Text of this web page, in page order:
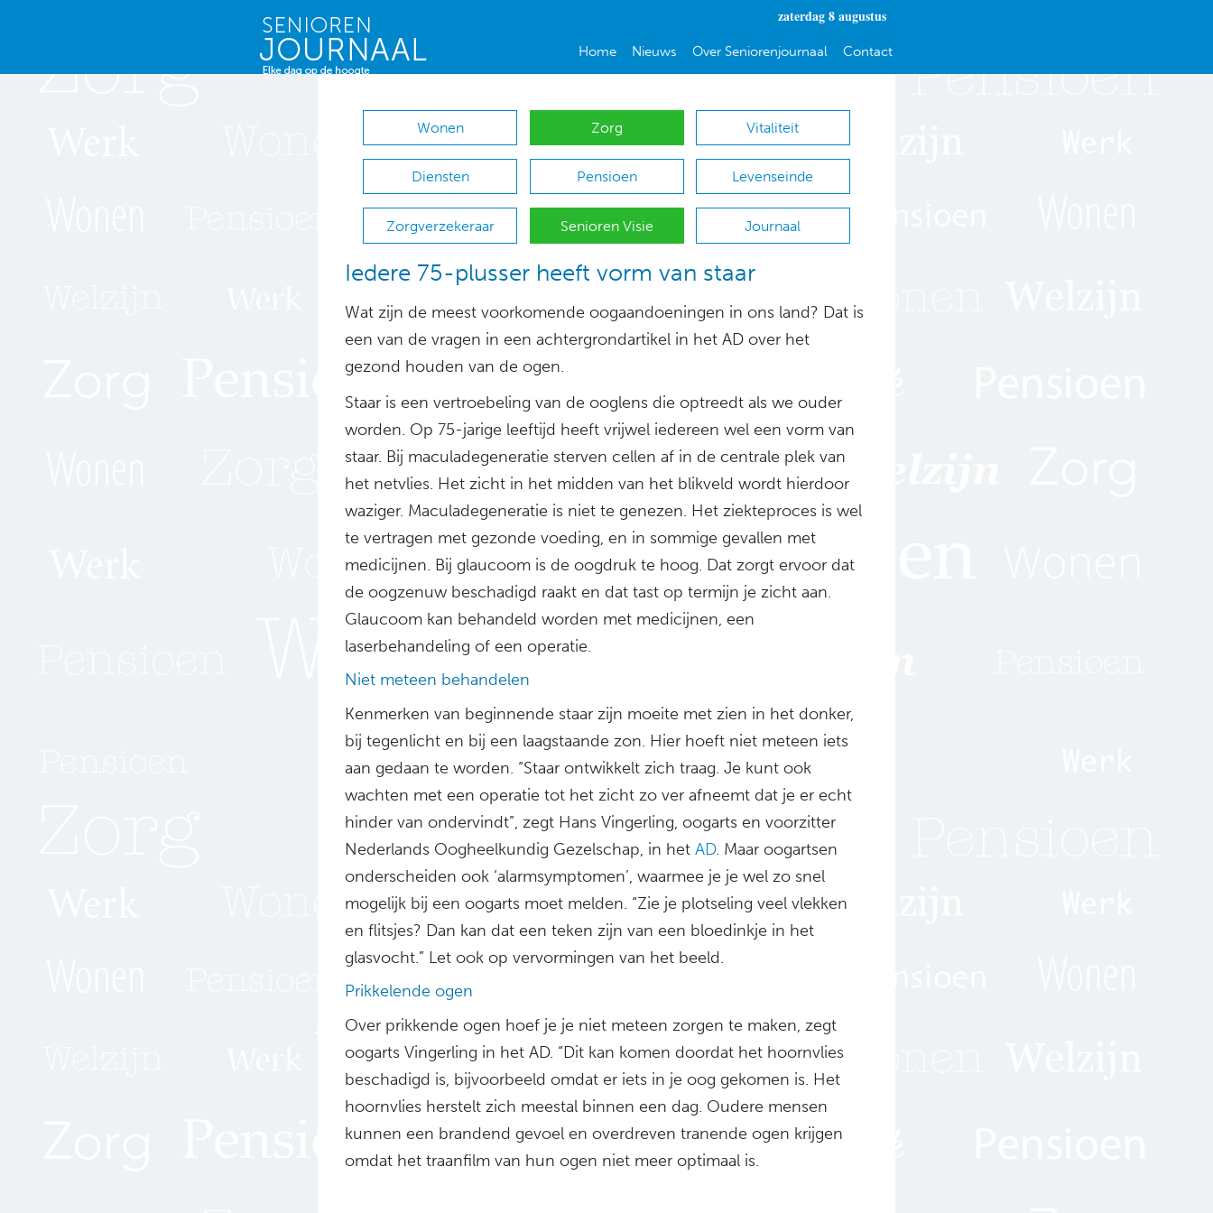
zaterdag 8 augustus
Home Nieuws Over Seniorenjournaal Contact
Wonen Zorg Vitaliteit
Diensten Pensioen Levenseinde
Zorgverzekeraar Senioren Visie Journaal
Iedere 75-plusser heeft vorm van staar
Wat zijn de meest voorkomende oogaandoeningen in ons land? Dat is
een van de vragen in een achtergrondartikel in het AD over het
gezond houden van de ogen.
Staar is een vertroebeling van de ooglens die optreedt als we ouder
worden. Op 75-jarige leeftijd heeft vrijwel iedereen wel een vorm van
staar. Bij maculadegeneratie sterven cellen af in de centrale plek van
het netvlies. Het zicht in het midden van het blikveld wordt hierdoor
waziger. Maculadegeneratie is niet te genezen. Het ziekteproces is wel
te vertragen met gezonde voeding, en in sommige gevallen met
medicijnen. Bij glaucoom is de oogdruk te hoog. Dat zorgt ervoor dat
de oogzenuw beschadigd raakt en dat tast op termijn je zicht aan.
Glaucoom kan behandeld worden met medicijnen, een
laserbehandeling of een operatie.
Niet meteen behandelen
Kenmerken van beginnende staar zijn moeite met zien in het donker,
bij tegenlicht en bij een laagstaande zon. Hier hoeft niet meteen iets
aan gedaan te worden. “Staar ontwikkelt zich traag. Je kunt ook
wachten met een operatie tot het zicht zo ver afneemt dat je er echt
hinder van ondervindt”, zegt Hans Vingerling, oogarts en voorzitter
Nederlands Oogheelkundig Gezelschap, in het AD. Maar oogartsen
onderscheiden ook ‘alarmsymptomen’, waarmee je je wel zo snel
mogelijk bij een oogarts moet melden. “Zie je plotseling veel vlekken
en flitsjes? Dan kan dat een teken zijn van een bloedinkje in het
glasvocht.” Let ook op vervormingen van het beeld.
Prikkelende ogen
Over prikkende ogen hoef je je niet meteen zorgen te maken, zegt
oogarts Vingerling in het AD. “Dit kan komen doordat het hoornvlies
beschadigd is, bijvoorbeeld omdat er iets in je oog gekomen is. Het
hoornvlies herstelt zich meestal binnen een dag. Oudere mensen
kunnen een brandend gevoel en overdreven tranende ogen krijgen
omdat het traanfilm van hun ogen niet meer optimaal is.